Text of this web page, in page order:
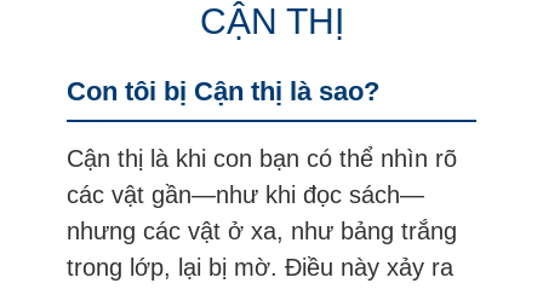
CẬN THỊ
Con tôi bị Cận thị là sao?
Cận thị là khi con bạn có thể nhìn rõ
các vật gần—như khi đọc sách—
nhưng các vật ở xa, như bảng trắng
trong lớp, lại bị mờ. Điều này xảy ra